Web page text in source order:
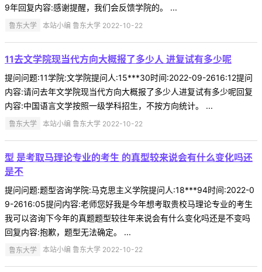
9年回复内容:感谢提醒，我们会反馈学院的。 ...
鲁东大学 本站小编 鲁东大学 2022-10-22
11去文学院现当代方向大概报了多少人 进复试有多少呢
提问问题:11学院:文学院提问人:15***30时间:2022-09-2616:12提问
内容:请问去年文学院现当代方向大概报了多少人进复试有多少呢回复
内容:中国语言文学按照一级学科招生，不按方向统计。 ...
鲁东大学 本站小编 鲁东大学 2022-10-22
型 是考取马理论专业的考生 的真型较来说会有什么变化吗还
是不
提问问题:题型咨询学院:马克思主义学院提问人:18***94时间:2022-0
9-2616:05提问内容:老师您好我是今年想考取贵校马理论专业的考生
我可以咨询下今年的真题题型较往年来说会有什么变化吗还是不变吗
回复内容:抱歉，题型无法确定。 ...
鲁东大学 本站小编 鲁东大学 2022-10-22